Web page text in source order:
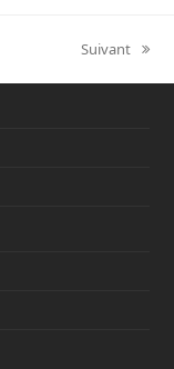
next
post:
Suivant